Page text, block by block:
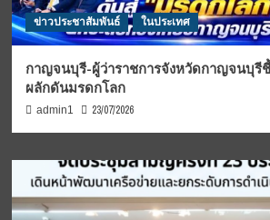
ข่าวประชาสัมพันธ์ ในประเทศ
กาญจนบุรี-ผู้ว่าราชการจังหวัดกาญจนบุรี
ผลักดันมรดกโลก
admin1 23/07/2026